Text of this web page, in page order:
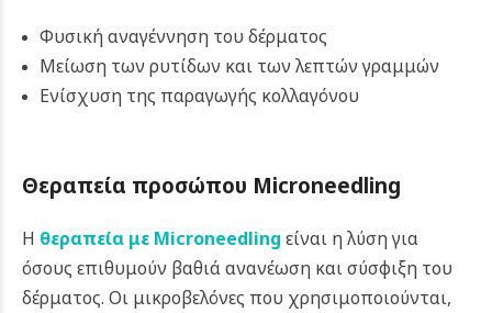
Φυσική αναγέννηση του δέρματος
Μείωση των ρυτίδων και των λεπτών γραμμών
Ενίσχυση της παραγωγής κολλαγόνου
Θεραπεία προσώπου Microneedling
Η θεραπεία με Microneedling είναι η λύση για
όσους επιθυμούν βαθιά ανανέωση και σύσφιξη του
δέρματος. Οι μικροβελόνες που χρησιμοποιούνται,